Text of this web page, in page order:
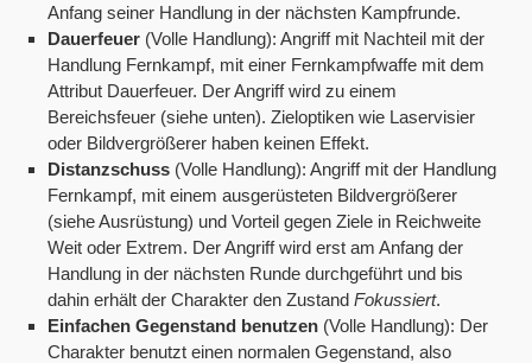
Anfang seiner Handlung in der nächsten Kampfrunde.
Dauerfeuer (Volle Handlung): Angriff mit Nachteil mit der
Handlung Fernkampf, mit einer Fernkampfwaffe mit dem
Attribut Dauerfeuer. Der Angriff wird zu einem
Bereichsfeuer (siehe unten). Zieloptiken wie Laservisier
oder Bildvergrößerer haben keinen Effekt.
Distanzschuss (Volle Handlung): Angriff mit der Handlung
Fernkampf, mit einem ausgerüsteten Bildvergrößerer
(siehe Ausrüstung) und Vorteil gegen Ziele in Reichweite
Weit oder Extrem. Der Angriff wird erst am Anfang der
Handlung in der nächsten Runde durchgeführt und bis
dahin erhält der Charakter den Zustand Fokussiert.
Einfachen Gegenstand benutzen (Volle Handlung): Der
Charakter benutzt einen normalen Gegenstand, also